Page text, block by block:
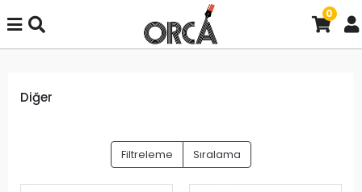
0
Diğer
Filtreleme Sıralama